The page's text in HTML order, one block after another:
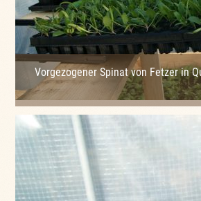
Vorgezogener Spinat von Fetzer in